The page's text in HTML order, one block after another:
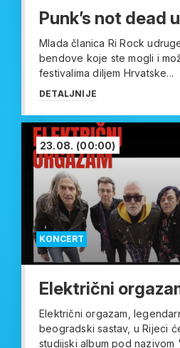
Punk’s not dead
Mlada članica Ri Rock
bendove koje ste mogli i
festivalima diljem Hrvatske...
DETALJNIJE
KONCERT
23.08. (00:00)
Električni
Električni orgazam,
beogradski sastav, u Rijeci
studijski album pod nazivom